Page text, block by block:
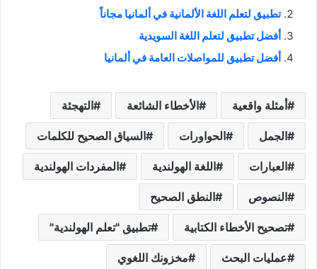
تطبيق لتعلم اللغة الألمانية في ألمانيا مجاناً
أفضل تطبيق لتعلم اللغة السويدية
أفضل تطبيق للمواصلات العامة في ألمانيا
أمثلة واقعية الأخطاء الشائعة التهجئة
الجمل الحواورات السياق الصحيح للكلمات
العبارات اللغة الهولندية المفردات الهولندية
النصوص النطق الصحيح
تصحيح الأخطاء الكتابية تطبيق "تعلم الهولندية"
عمليات البحث مخزونك اللغوي